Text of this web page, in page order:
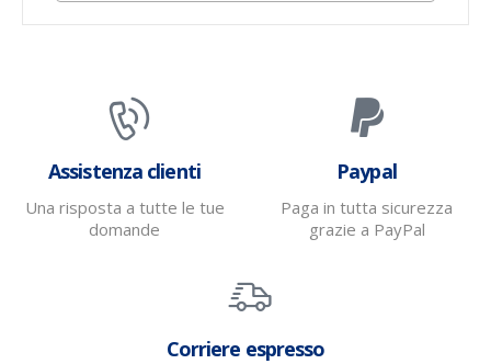
Assistenza clienti
Una risposta a tutte le tue
domande
Paypal
Paga in tutta sicurezza
grazie a PayPal
Corriere espresso